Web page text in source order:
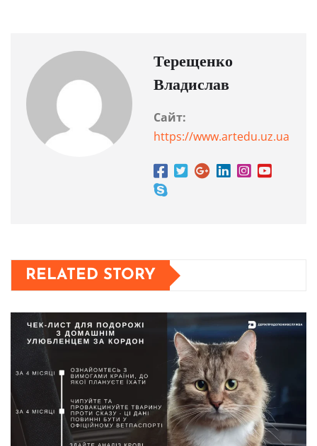
Терещенко
Владислав
Сайт:
https://www.artedu.uz.ua
RELATED STORY